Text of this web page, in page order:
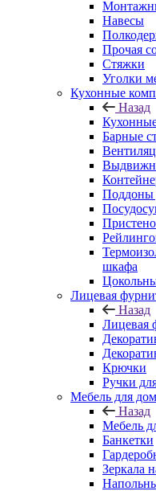
Навесы
Прочая
Стяжки
Уголки
Кухонные
Назад
Барные
Поддоны
шкафа
Лицевая
Назад
Лицевая
Крючки
Ручки
Мебель для
Назад
Мебель
Банкетки
Зеркала